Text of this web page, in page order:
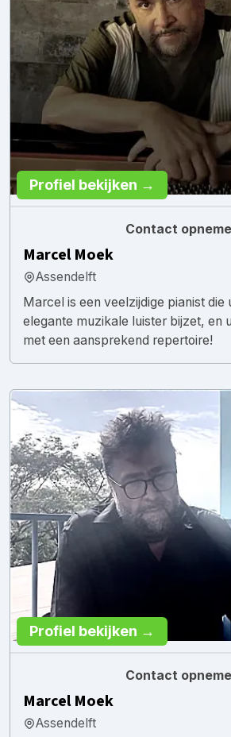
Profiel bekijken →
Contact
Marcel Moek
Assendelft
Marcel is een veelzijdige pianist die
elegante muzikale luister bijzet, en
met een aansprekend repertoire!
Profiel bekijken →
Contact
Marcel Moek
Assendelft